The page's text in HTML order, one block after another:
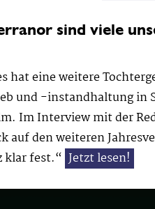
sind viele
hat eine weitere
und -instandhaltung in
Im Interview mit der
auf den weiteren
klar fest.“ Jetzt lesen!